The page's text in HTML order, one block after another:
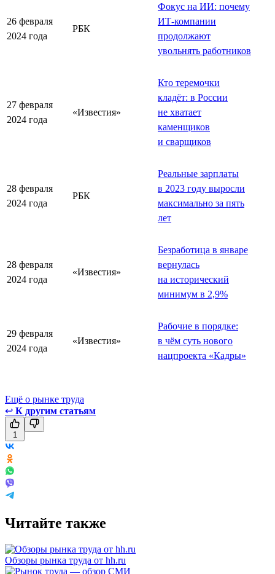
26 февраля
2024 года
РБК
Фокус на ИИ: почему
ИТ-компании
продолжают
увольнять работников
27 февраля
2024 года
«Известия»
Кто теремочки
кладёт: в России
не хватает
каменщиков
и сварщиков
28 февраля
2024 года
РБК
Реальные зарплаты
в 2023 году выросли
максимально за пять
лет
28 февраля
2024 года
«Известия»
Безработица в январе
вернулась
на исторический
минимум в 2,9%
29 февраля
2024 года
«Известия»
Рабочие в порядке:
в чём суть нового
нацпроекта «Кадры»
Ещё о рынке труда
↩ К другим статьям
1
Читайте также
Обзоры рынка труда от hh.ru